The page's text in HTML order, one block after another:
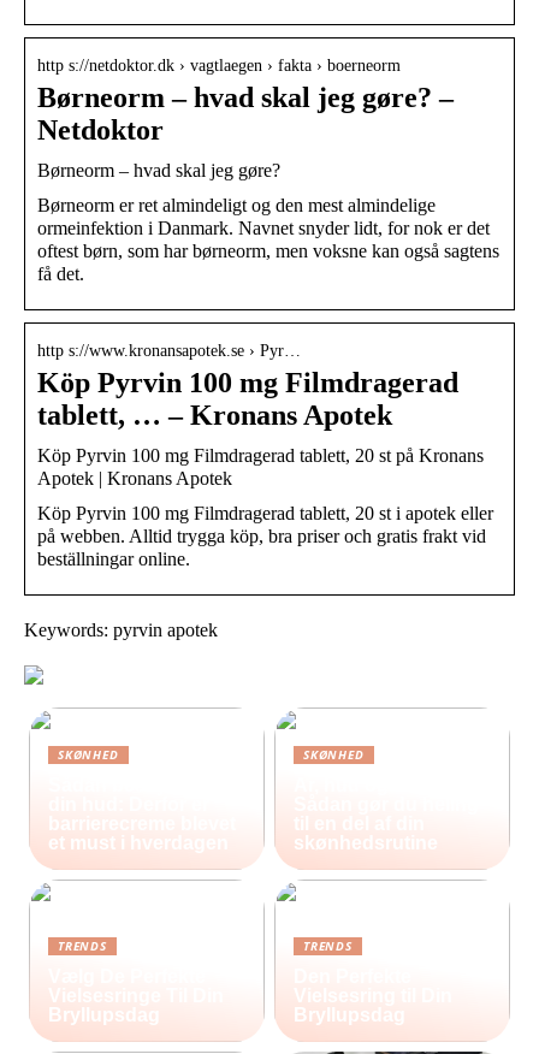
http s://netdoktor.dk › vagtlaegen › fakta › boerneorm
Børneorm – hvad skal jeg gøre? –
Netdoktor
Børneorm – hvad skal jeg gøre?
Børneorm er ret almindeligt og den mest almindelige
ormeinfektion i Danmark. Navnet snyder lidt, for nok er det
oftest børn, som har børneorm, men voksne kan også sagtens
få det.
http s://www.kronansapotek.se › Pyr…
Köp Pyrvin 100 mg Filmdragerad
tablett, … – Kronans Apotek
Köp Pyrvin 100 mg Filmdragerad tablett, 20 st på Kronans
Apotek | Kronans Apotek
Köp Pyrvin 100 mg Filmdragerad tablett, 20 st i apotek eller
på webben. Alltid trygga köp, bra priser och gratis frakt vid
beställningar online.
Keywords: pyrvin apotek
SKØNHED
barrierecreme blevet
et must i hverdagen
SKØNHED
til en del af din
skønhedsrutine
TRENDS
Vielsesringe Til Din
Bryllupsdag
TRENDS
Vielsesring til Din
Bryllupsdag